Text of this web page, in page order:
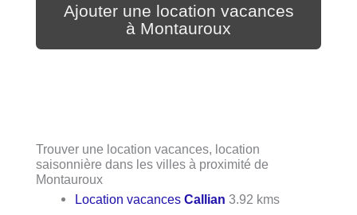
Ajouter une location vacances
à Montauroux
Trouver une location vacances, location
saisonnière dans les villes à proximité de
Montauroux
Location vacancesCallian 3.92 kms